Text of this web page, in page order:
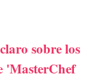
sobre los
'MasterChef